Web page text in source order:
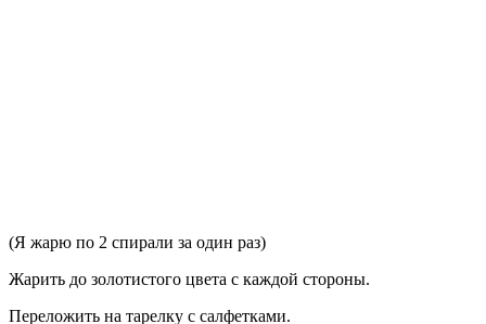
(Я жарю по 2 спирали за один раз)
Жарить до золотистого цвета с каждой стороны.
Переложить на тарелку с салфетками.